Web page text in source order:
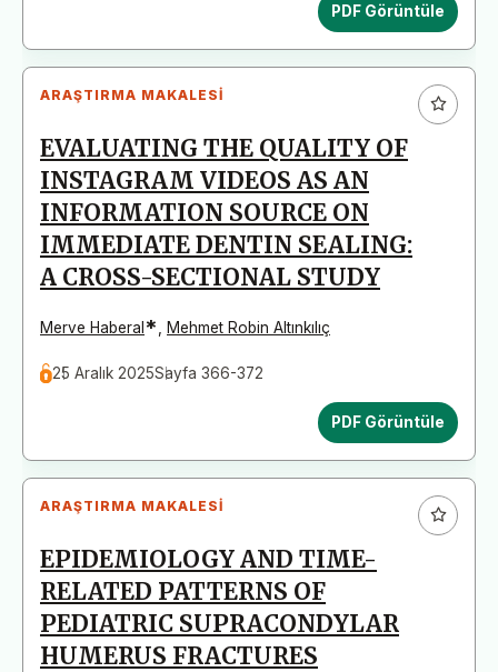
PDF Görüntüle
ARAŞTIRMA MAKALESI
EVALUATING THE QUALITY OF
INSTAGRAM VIDEOS AS AN
INFORMATION SOURCE ON
IMMEDIATE DENTIN SEALING:
A CROSS-SECTIONAL STUDY
Merve Haberal * Mehmet Robin Altınkılıç
25 Aralık 2025Sayfa 366-372
PDF Görüntüle
ARAŞTIRMA MAKALESI
EPIDEMIOLOGY AND TIME-
RELATED PATTERNS OF
PEDIATRIC SUPRACONDYLAR
HUMERUS FRACTURES